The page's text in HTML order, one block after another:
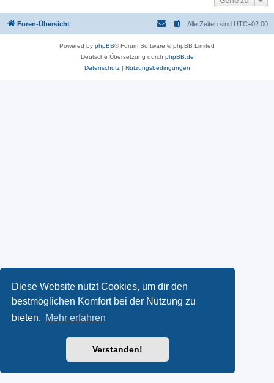
Diese Website nutzt Cookies, um dir den
bestmöglichen Komfort bei der Nutzung zu
bieten. Mehr erfahren
Verstanden!
Foren-Übersicht Alle Zeiten sind UTC+02:00
Powered by phpBB® Forum Software © phpBB Limited
Deutsche Übersetzung durch phpBB.de
Datenschutz| Nutzungsbedingungen